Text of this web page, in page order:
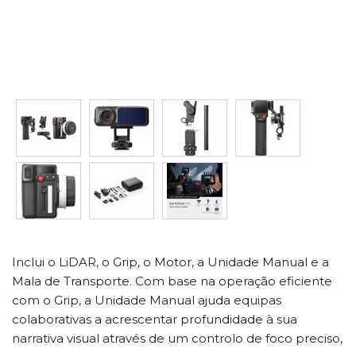
Inclui o LiDAR, o Grip, o Motor, a Unidade Manual e a
Mala de Transporte. Com base na operação eficiente
com o Grip, a Unidade Manual ajuda equipas
colaborativas a acrescentar profundidade à sua
narrativa visual através de um controlo de foco preciso,